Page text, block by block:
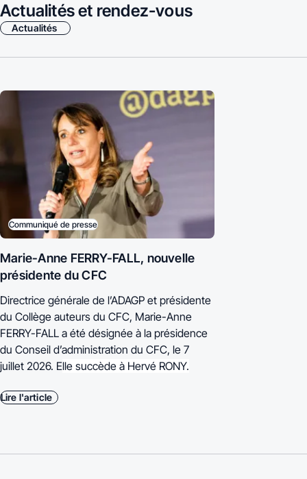
Actualités et rendez-vous
Actualités
Communiqué de presse
Marie-Anne FERRY-FALL, nouvelle
présidente du CFC
Directrice générale de l’ADAGP et présidente
du Collège auteurs du CFC, Marie-Anne
FERRY-FALL a été désignée à la présidence
du Conseil d’administration du CFC, le 7
juillet 2026. Elle succède à Hervé RONY.
Lire l'article